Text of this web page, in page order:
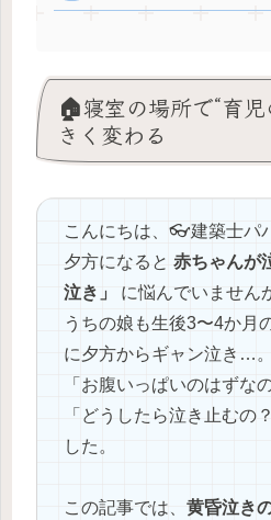
🏠寝室の場所で“育
きく変わる
こんにちは、👓建築士パ
夕方になると 赤ちゃんが
泣き」
に悩んでいません
うちの娘も生後3〜4か月
に夕方からギャン泣き…。
「お腹いっぱいのはずな
「どうしたら泣き止むの
した。
この記事では、 黄昏泣き